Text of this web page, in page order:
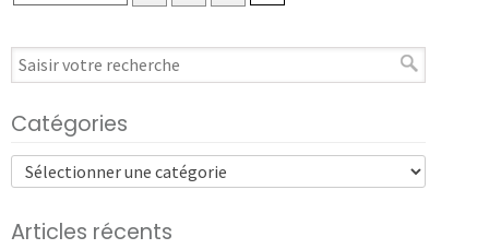
Catégories
Articles récents